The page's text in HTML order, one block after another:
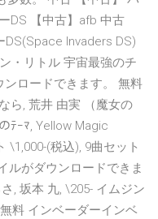
DS 【中古】afb 中古
DS(Space Invaders DS)
・リトル 宇宙最強のチ
ンロードできます。 無料
ら, 荒井 由実 （魔女の
ﾃｰﾏ, Yellow Magic
\1,000-(税込), 9曲セット
ルがダウンロードできま
, 坂本 九, \205- イムジン
料 インベーダーインベ